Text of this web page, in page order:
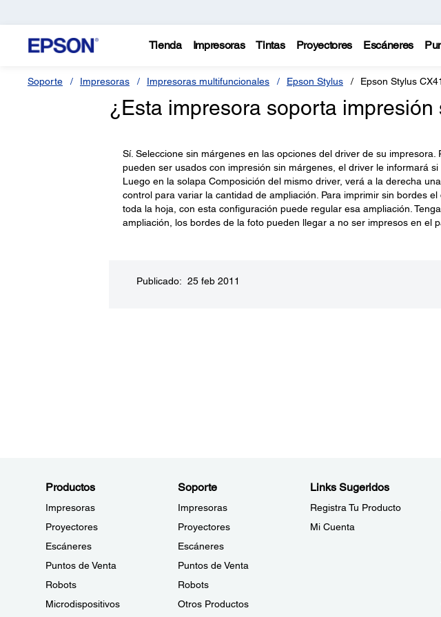
Tienda Impresoras Tintas Proyectores Escáneres
Soporte Impresoras Impresoras multifuncionales Epson Stylus Epson Stylus
¿Esta impresora soporta impresión
Sí. Seleccione sin márgenes en las opciones del driver de su
pueden ser usados con impresión sin márgenes, el driver le informará
Luego en la solapa Composición del mismo driver, verá a la derecha
control para variar la cantidad de ampliación. Para imprimir sin bordes
toda la hoja, con esta configuración puede regular esa ampliación.
ampliación, los bordes de la foto pueden llegar a no ser impresos en el
Publicado: 25 feb 2011
Productos
Impresoras
Proyectores
Escáneres
Puntos de Venta
Robots
Microdispositivos
Soporte
Impresoras
Proyectores
Escáneres
Puntos de Venta
Robots
Otros Productos
Links Sugeridos
Registra Tu Producto
Mi Cuenta